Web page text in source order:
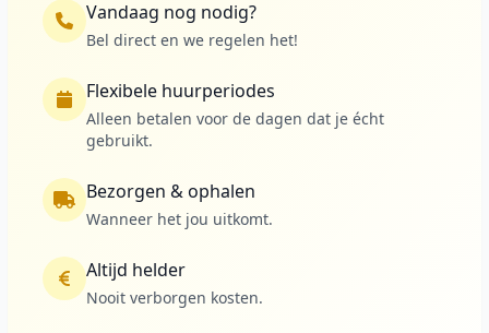
Vandaag nog nodig?
Bel direct en we regelen het!
Flexibele huurperiodes
Alleen betalen voor de dagen dat je écht
gebruikt.
Bezorgen & ophalen
Wanneer het jou uitkomt.
Altijd helder
Nooit verborgen kosten.